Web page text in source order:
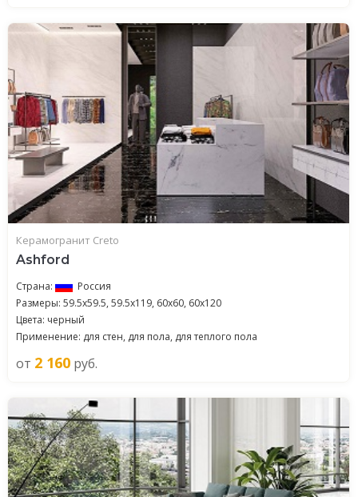
Керамогранит Creto
Ashford
Страна:
Россия
Размеры: 59.5x59.5, 59.5x119, 60x60, 60x120
Цвета: черный
Применение: для стен, для пола, для теплого пола
от 2 160 руб.